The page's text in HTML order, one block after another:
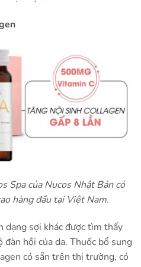
Spa của Nucos Nhật Bản có
hàng đầu tại Việt Nam.
sợi khác được tìm thấy
hồi của da. Thuốc bổ sung
có sẵn trên thị trường, có